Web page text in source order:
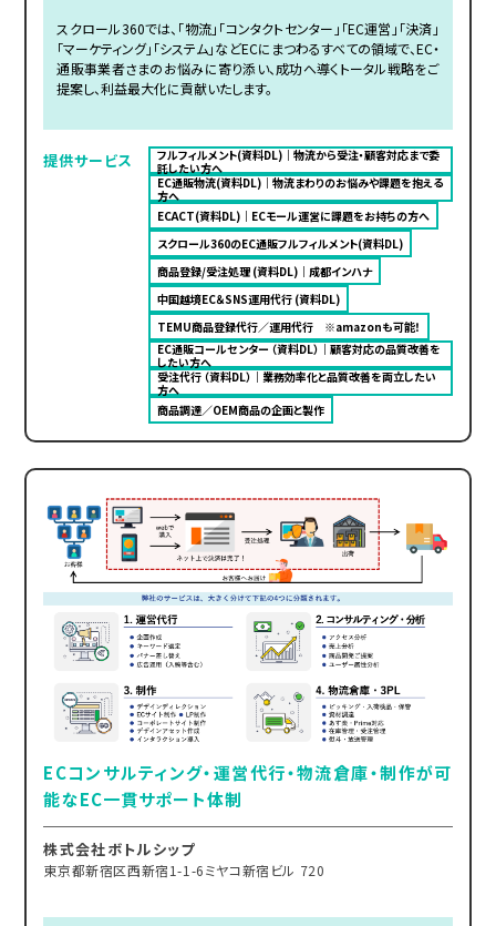
スクロール360では、「物流」「コンタクトセンター」「EC運営」「決済」
「マーケティング」「システム」などECにまつわるすべての領域で、EC・
通販事業者さまのお悩みに寄り添い、成功へ導くトータル戦略をご
提案し、利益最大化に貢献いたします。
提供サービス
フルフィルメント(資料DL)｜物流から受注・顧客対応まで委
託したい方へ
EC通販物流(資料DL)｜物流まわりのお悩みや課題を抱える
方へ
ECACT(資料DL)｜ECモール運営に課題をお持ちの方へ
スクロール360のEC通販フルフィルメント(資料DL)
商品登録/受注処理 (資料DL)｜成都インハナ
中国越境EC＆SNS運用代行 (資料DL)
TEMU商品登録代行／運用代行 ※amazonも可能！
EC通販コールセンター （資料DL）｜顧客対応の品質改善を
したい方へ
受注代行 （資料DL）｜業務効率化と品質改善を両立したい
方へ
商品調達／OEM商品の企画と製作
ECコンサルティング・運営代行・物流倉庫・制作が可
能なEC一貫サポート体制
株式会社ボトルシップ
東京都新宿区西新宿1-1-6ミヤコ新宿ビル 720